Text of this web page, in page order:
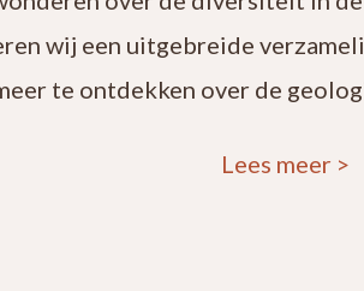
wij een uitgebreide
te ontdekken over de
Lees meer >